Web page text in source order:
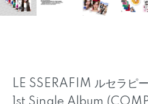
LE SSERAFIM ルセラピ